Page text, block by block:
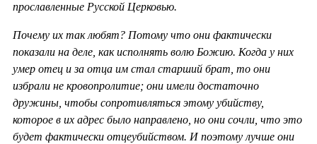
прославленные Русской Церковью.
Почему их так любят? Потому что они фактически
показали на деле, как исполнять волю Божию. Когда у них
умер отец и за отца им стал старший брат, то они
избрали не кровопролитие; они имели достаточно
дружины, чтобы сопротивляться этому убийству,
которое в их адрес было направлено, но они сочли, что это
будет фактически отцеубийством. И поэтому лучше они